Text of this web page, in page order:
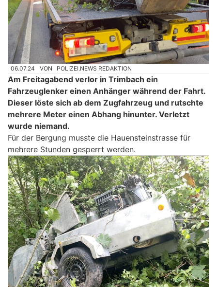
06.07.24 VON POLIZEI.NEWS REDAKTION
Am Freitagabend verlor in Trimbach ein
Fahrzeuglenker einen Anhänger während der Fahrt.
Dieser löste sich ab dem Zugfahrzeug und rutschte
mehrere Meter einen Abhang hinunter. Verletzt
wurde niemand.
Für der Bergung musste die Hauensteinstrasse für
mehrere Stunden gesperrt werden.